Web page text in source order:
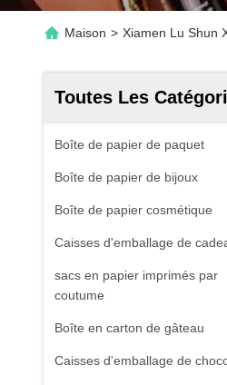
Maison > Xiamen Lu Shun
Toutes Les
Boîte de papier de paquet
Boîte de papier de bijoux
Boîte de papier cosmétique
Caisses d'emballage de
sacs en papier imprimés par
coutume
Boîte en carton de gâteau
Caisses d'emballage de